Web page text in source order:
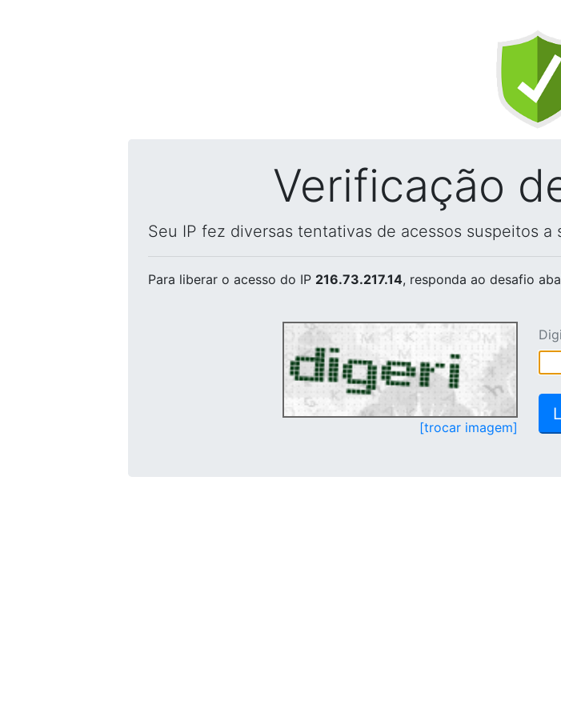
Verificação
Seu IP fez diversas tentativas de acessos suspeitos a
Para liberar o acesso do IP 216.73.217.14, responda ao desafio
[trocar imagem]